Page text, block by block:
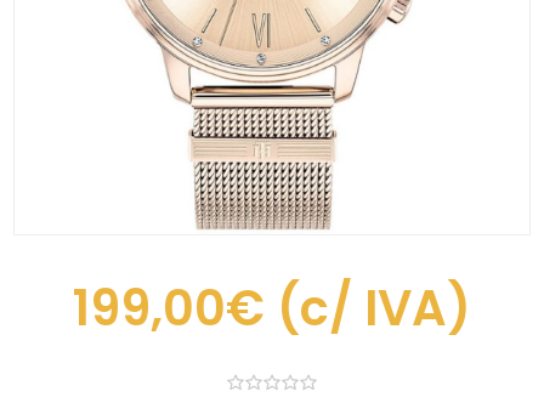
199,00€ (c/ IVA)